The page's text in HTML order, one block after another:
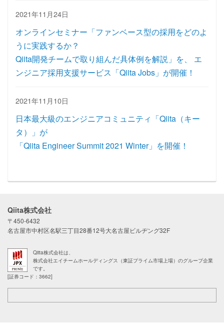
2021年11月24日
オンラインセミナー「ファンベース型の採用をどのよ
うに実践するか？
Qiita開発チームで取り組んだ具体例を解説」を、 エ
ンジニア採用支援サービス「Qiita Jobs」が開催！
2021年11月10日
日本最大級のエンジニアコミュニティ「Qiita（キー
タ）」が
「Qiita Engineer Summit 2021 Winter」を開催！
Qiita株式会社
〒450-6432
名古屋市中村区名駅三丁目28番12号大名古屋ビルヂング32F
Qiita株式会社は、
株式会社エイチームホールディングス（東証プライム市場上場）のグループ企業
です。
[証券コード：3662]